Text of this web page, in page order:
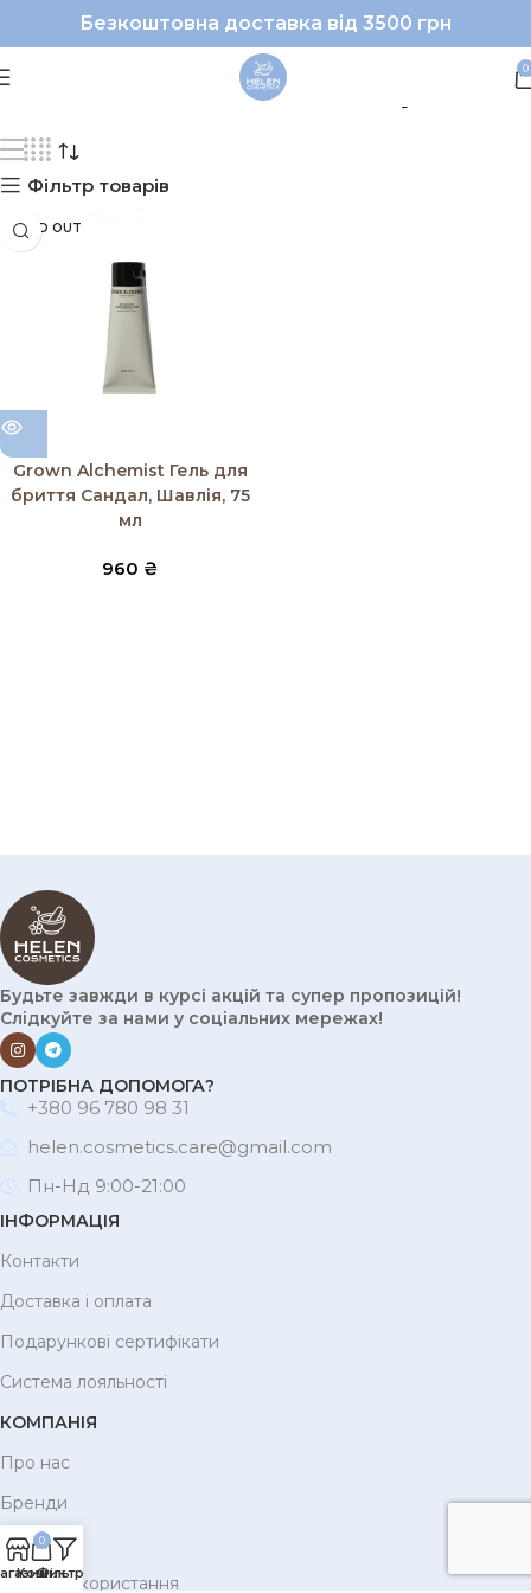
Безкоштовна доставка від 3500 грн
0
Фільтр товарів
SOLD OUT
Grown Alchemist Гель для
бриття Сандал, Шавлія, 75
мл
960 ₴
Будьте завжди в курсі акцій та супер пропозицій!
Слідкуйте за нами у соціальних мережах!
ПОТРІБНА ДОПОМОГА?
+380 96 780 98 31
helen.cosmetics.care@gmail.com
Пн-Нд 9:00-21:00
ІНФОРМАЦІЯ
Контакти
Доставка і оплата
Подарункові сертифікати
Система лояльності
КОМПАНІЯ
Про нас
Бренди
Корисне
Умови використання
0
Кошик
Фільтри